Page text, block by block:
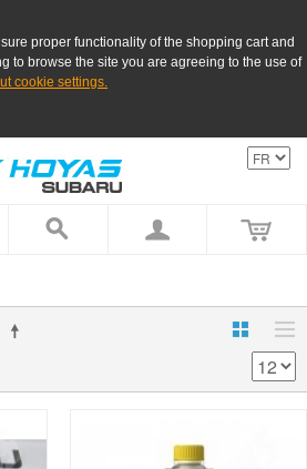
proper functionality of the shopping cart and
to browse the site you are agreeing to the use of
cookie settings.